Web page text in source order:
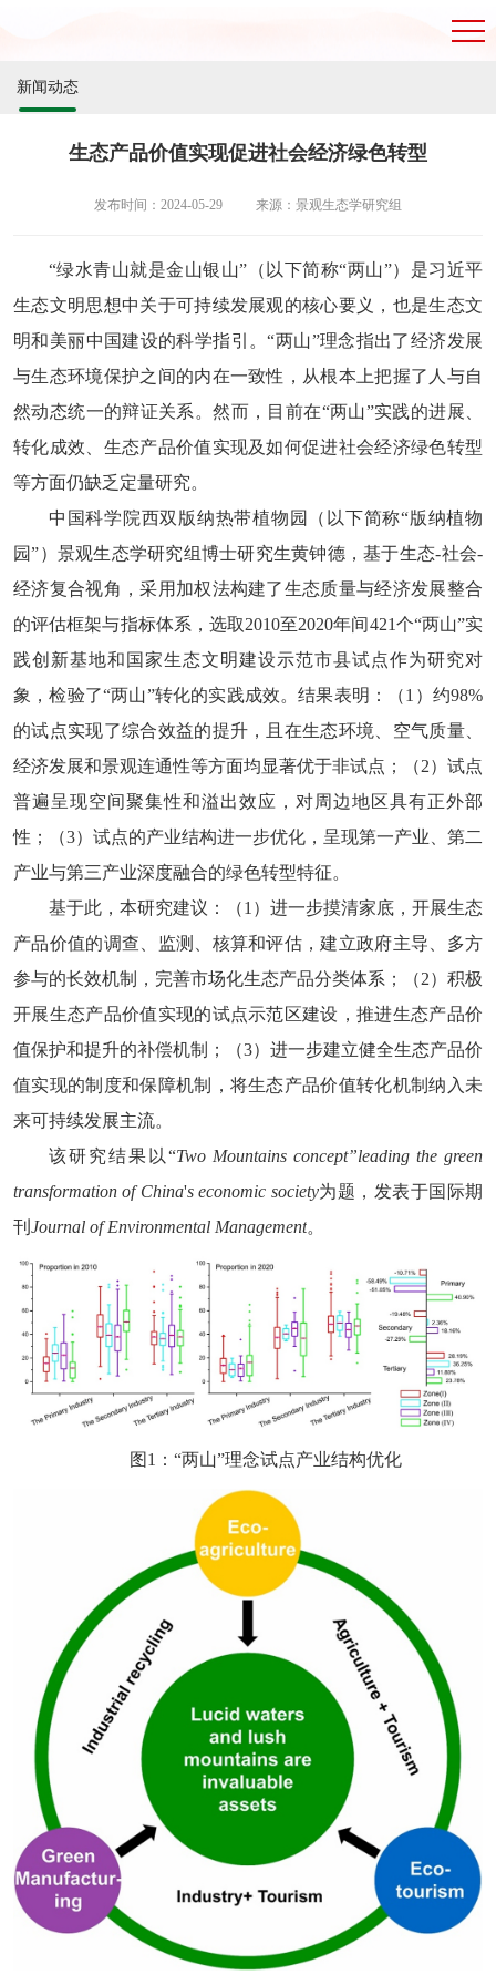
新闻动态
生态产品价值实现促进社会经济绿色转型
发布时间：2024-05-29 来源：景观生态学研究组
“绿水青山就是金山银山”（以下简称“两山”）是习近平
生态文明思想中关于可持续发展观的核心要义，也是生态文
明和美丽中国建设的科学指引。“两山”理念指出了经济发展
与生态环境保护之间的内在一致性，从根本上把握了人与自
然动态统一的辩证关系 。然而，目前在“两山”实践的进展、
转化成效、生态产品价值实现及如何促进社会经济绿色转型
等方面仍缺乏定量研究。
中国科学院西双版纳热带植物园
（以下简称“版纳植物
园”） 景观生态学研究组博士研究生黄钟德，基于生态-社会-
经济复合视角，采用加权法构建了生态质量与经济发展整合
的评估框架与指标体系，选取2010至2020年间421个“两山”实
践创新基地和 国家生态文明建设示范市县试点作为研究对
象，检验了“两山”转化的实践成效。结果表明：（1 ）约98%
的试点实现了综合效益的提升，且在生态环境、空气质量、
经济发展和景观连通性等方面均显著优于非试点；（2）试点
普遍呈现空间聚集性和溢出效应，对周边地区具有正外部
性；（3）试点的产业结构进一步优化，呈现第一产业、第二
产业与第三产业深度融合的绿色转型特征。
基于此，本研究建议：（1 ） 进一步摸清家底，开展生态
产品价值的调查、监测、核算和评估，建立政府主导、多方
参与的长效机制，完善市场化生态产品分类体系 ；（2） 积极
开展生态产品价值实现的试点示范区建设，推进生态产品价
值保护和提升的补偿机制；（3）进一步建立健全生态产品价
值实现的制度和保障机制， 将生态产品价值转化机制纳入未
来可持续发展主流。
该研究结果以 “Two Mountains concept”leading the green
transformation of China's economic society为题，发表于国际期
刊 Journal of Environmental Management。
图 1 ：“两山”理念试点产业结构优化